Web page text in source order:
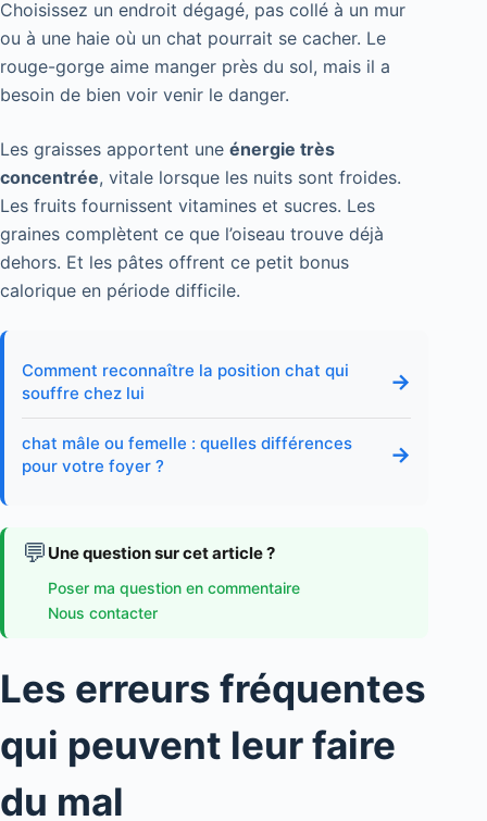
Choisissez un endroit dégagé, pas collé à un mur
ou à une haie où un chat pourrait se cacher. Le
rouge-gorge aime manger près du sol, mais il a
besoin de bien voir venir le danger.
Les graisses apportent une énergie très
concentrée, vitale lorsque les nuits sont froides.
Les fruits fournissent vitamines et sucres. Les
graines complètent ce que l’oiseau trouve déjà
dehors. Et les pâtes offrent ce petit bonus
calorique en période difficile.
Comment reconnaître la position chat qui
souffre chez lui
→
chat mâle ou femelle : quelles différences
pour votre foyer ?
→
💬 Une question sur cet article ?
Poser ma question en commentaire
Nous contacter
Les erreurs fréquentes
qui peuvent leur faire
du mal